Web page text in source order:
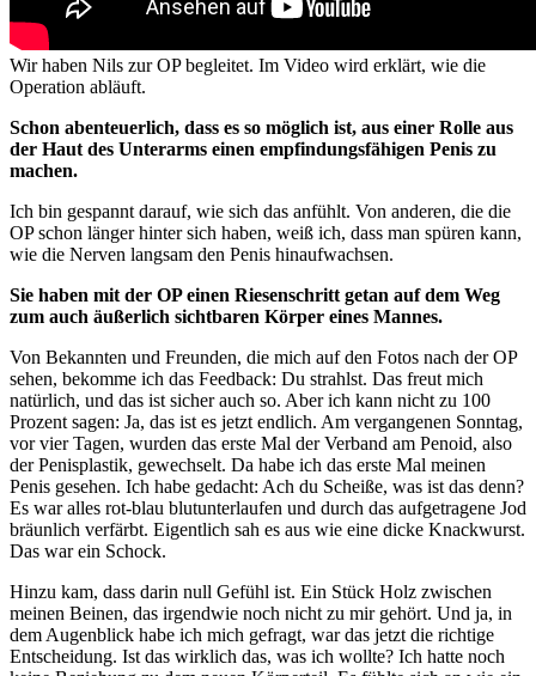
Wir haben Nils zur OP begleitet. Im Video wird erklärt, wie die
Operation abläuft.
Schon abenteuerlich, dass es so möglich ist, aus einer Rolle aus
der Haut des Unterarms einen empfindungsfähigen Penis zu
machen.
Ich bin gespannt darauf, wie sich das anfühlt. Von anderen, die die
OP schon länger hinter sich haben, weiß ich, dass man spüren kann,
wie die Nerven langsam den Penis hinaufwachsen.
Sie haben mit der OP einen Riesenschritt getan auf dem Weg
zum auch äußerlich sichtbaren Körper eines Mannes.
Von Bekannten und Freunden, die mich auf den Fotos nach der OP
sehen, bekomme ich das Feedback: Du strahlst. Das freut mich
natürlich, und das ist sicher auch so. Aber ich kann nicht zu 100
Prozent sagen: Ja, das ist es jetzt endlich. Am vergangenen Sonntag,
vor vier Tagen, wurden das erste Mal der Verband am Penoid, also
der Penisplastik, gewechselt. Da habe ich das erste Mal meinen
Penis gesehen. Ich habe gedacht: Ach du Scheiße, was ist das denn?
Es war alles rot-blau blutunterlaufen und durch das aufgetragene Jod
bräunlich verfärbt. Eigentlich sah es aus wie eine dicke Knackwurst.
Das war ein Schock.
Hinzu kam, dass darin null Gefühl ist. Ein Stück Holz zwischen
meinen Beinen, das irgendwie noch nicht zu mir gehört. Und ja, in
dem Augenblick habe ich mich gefragt, war das jetzt die richtige
Entscheidung. Ist das wirklich das, was ich wollte? Ich hatte noch